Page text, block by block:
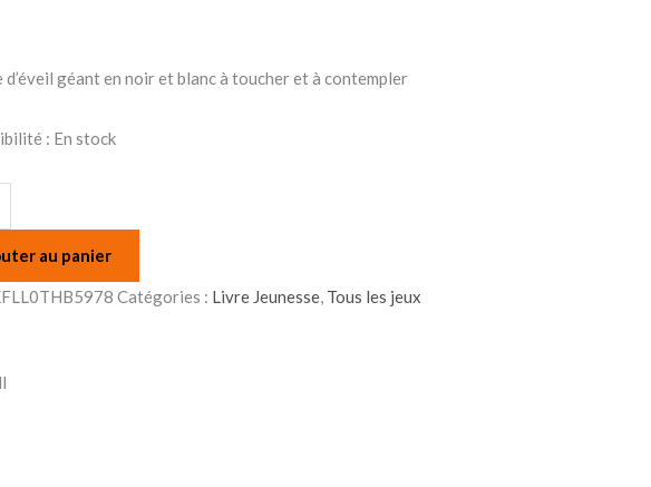
d’éveil géant en noir et blanc à toucher et à contempler
: En stock
au panier
Catégories : Livre Jeunesse, Tous les jeux